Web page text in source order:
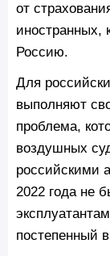
от
иностранных,
Россию.
Для
выполняют
проблема,
воздушных
российскими
2022 года не
постепенный